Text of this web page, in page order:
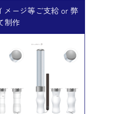
メージ等ご支給 or 弊
制作